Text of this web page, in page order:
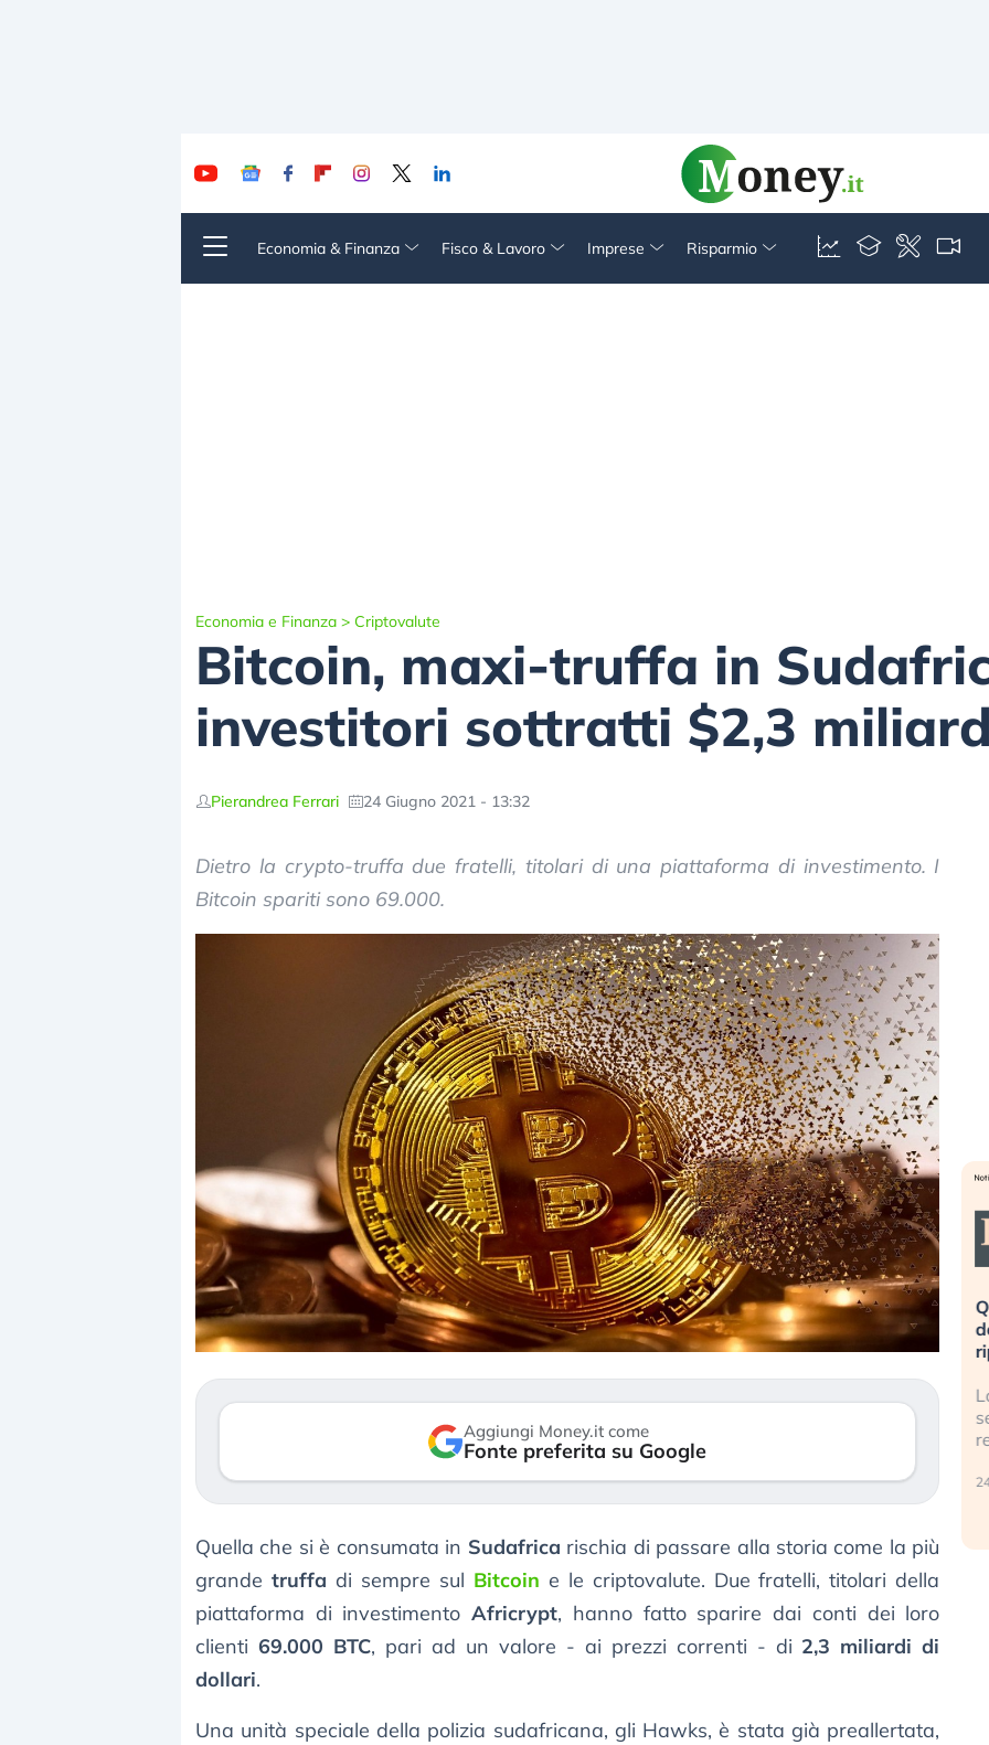
Economia & Finanza Fisco & Lavoro Imprese Risparmio
Economia e Finanza > Criptovalute
Bitcoin, maxi-truffa in
investitori sottratti $2,3
Pierandrea Ferrari 24 Giugno 2021 - 13:32
Dietro la crypto-truffa due fratelli, titolari di una piattaforma di investimento. I
Bitcoin spariti sono 69.000.
Aggiungi Money.it come
Fonte preferita su Google
Quella che si è consumata in Sudafrica rischia di passare alla storia come la più
grande truffa di sempre sul Bitcoin e le criptovalute. Due fratelli, titolari della
piattaforma di investimentoAfricrypt, hanno fatto sparire dai conti dei loro
clienti 69.000 BTC, pari ad un valore - ai prezzi correnti - di 2,3 miliardi di
dollari.
Una unità speciale della polizia sudafricana, gli Hawks, è stata già preallertata,
Dalle valutazioni estreme alla
correzione. Cosa sta guidando il
repricing degli asset?
Gli investitori stanno finalmente
mostrando segni di stanchezza
«La mia vita è rovinata». Investitori
in preda al panico dopo lo scoppio
della bolla AI
30 luglio 2026
Quando la finanza pesa
dell’economia reale.
ripetendo gli errori del
La ricchezza mondiale
sempre più sganciata
24 luglio 2026